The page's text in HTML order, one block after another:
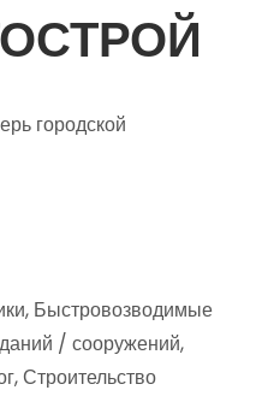
городской
Быстровозводимые
/ сооружений,
Строительство